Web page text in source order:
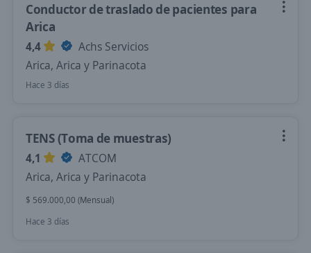
Conductor de traslado de pacientes para
Arica
4,4
Achs Servicios
Arica, Arica y Parinacota
Hace 3 días
TENS (Toma de muestras)
4,1
ATCOM
Arica, Arica y Parinacota
$ 569.000,00 (Mensual)
Hace 3 días